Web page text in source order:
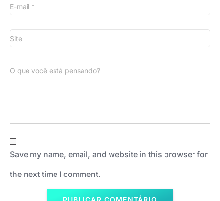
E-mail *
Site
O que você está pensando?
Save my name, email, and website in this browser for
the next time I comment.